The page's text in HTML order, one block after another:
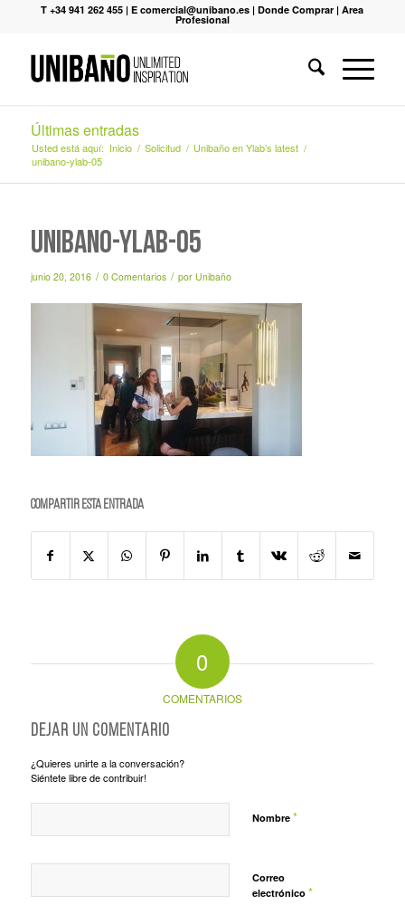
T +34 941 262 455 |E comercial@unibano.es |Donde Comprar |Area
Profesional
Últimas entradas
Usted está aquí: Inicio / Solicitud / Unibaño en Ylab’s latest /
unibano-ylab-05
unibano-ylab-05
junio 20, 2016 / 0 Comentarios / por Unibaño
Compartir esta entrada
0
COMENTARIOS
Dejar un comentario
¿Quieres unirte a la conversación?
Siéntete libre de contribuir!
Nombre *
Correo
electrónico *